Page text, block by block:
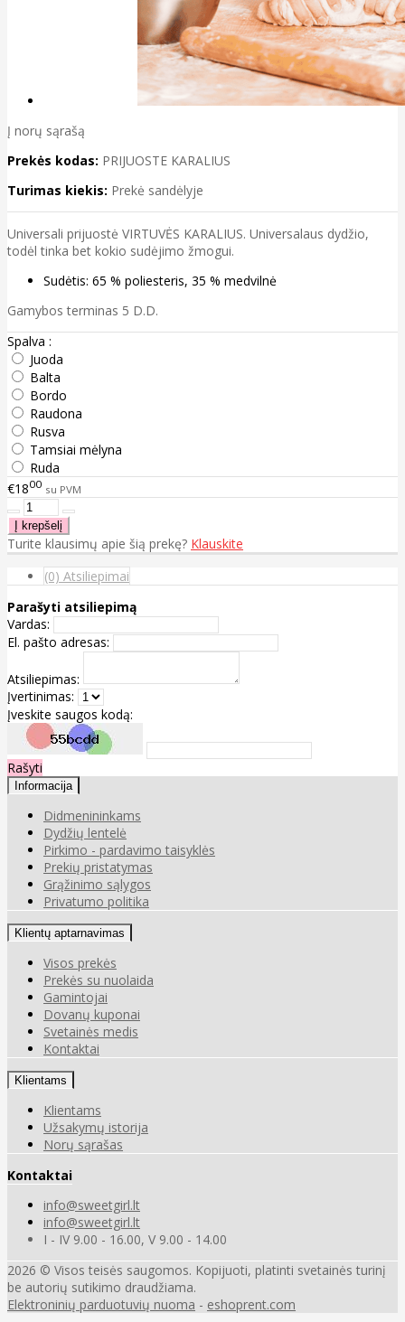
Į norų sąrašą
Prekės kodas: PRIJUOSTE KARALIUS
Turimas kiekis: Prekė sandėlyje
Universali prijuostė VIRTUVĖS KARALIUS. Universalaus dydžio,
todėl tinka bet kokio sudėjimo žmogui.
Sudėtis: 65 % poliesteris, 35 % medvilnė
Gamybos terminas 5 D.D.
Spalva :
Juoda
Balta
Bordo
Raudona
Rusva
Tamsiai mėlyna
Ruda
€1800 su PVM
Turite klausimų apie šią prekę? Klauskite
(0) Atsiliepimai
Parašyti atsiliepimą
Vardas:
El. pašto adresas:
Atsiliepimas:
Įvertinimas:
Įveskite saugos kodą:
Rašyti
Informacija
Didmenininkams
Dydžių lentelė
Pirkimo - pardavimo taisyklės
Prekių pristatymas
Grąžinimo sąlygos
Privatumo politika
Klientų aptarnavimas
Visos prekės
Prekės su nuolaida
Gamintojai
Dovanų kuponai
Svetainės medis
Kontaktai
Klientams
Klientams
Užsakymų istorija
Norų sąrašas
Kontaktai
info@sweetgirl.lt
info@sweetgirl.lt
I - IV 9.00 - 16.00, V 9.00 - 14.00
2026 © Visos teisės saugomos. Kopijuoti, platinti svetainės turinį
be autorių sutikimo draudžiama.
Elektroninių parduotuvių nuoma - eshoprent.com